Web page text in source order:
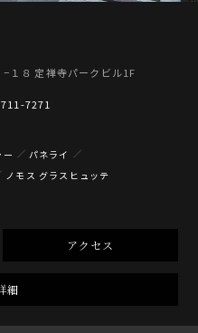
１８ 定禅寺パークビル1F
7271
パネライ
ノモス グラスヒュッテ
アクセス
細